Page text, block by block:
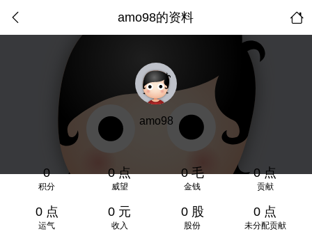
amo98的资料
amo98
0
积分
0 点
威望
0 毛
金钱
0 点
贡献
0 点
运气
0 元
收入
0 股
股份
0 点
未分配贡献